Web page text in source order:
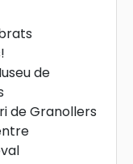
de
de Granollers